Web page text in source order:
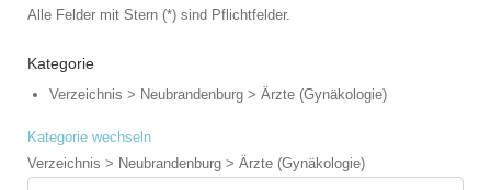
Alle Felder mit Stern (*) sind Pflichtfelder.
Kategorie
Verzeichnis > Neubrandenburg > Ärzte (Gynäkologie)
Kategorie wechseln
Verzeichnis > Neubrandenburg > Ärzte (Gynäkologie)